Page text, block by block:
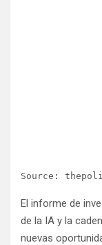
Source:
El informe de
de la IA y la
nuevas